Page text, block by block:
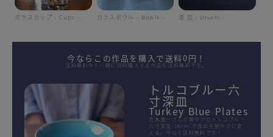
ガラスカップ - Cups - ガラスボウル - Bowls - 漆 皿 - Urushi -
今ならこの作品を購入で送料0円！
送料無料中！一緒に同時購入する作品も送料無料です。
トルコブルー六
寸深皿
Turkey Blue Plates
荒木漢一さんの爽やかなトルコブルー
六寸深皿-18cm-が食卓を鮮やかに変
える。今なら送料無料です！